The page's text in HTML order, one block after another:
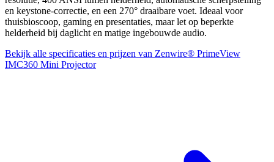
en keystone-correctie, en een 270° draaibare voet. Ideaal voor
thuisbioscoop, gaming en presentaties, maar let op beperkte
helderheid bij daglicht en matige ingebouwde audio.
Bekijk alle specificaties en prijzen van Zenwire® PrimeView
IMC360 Mini Projector